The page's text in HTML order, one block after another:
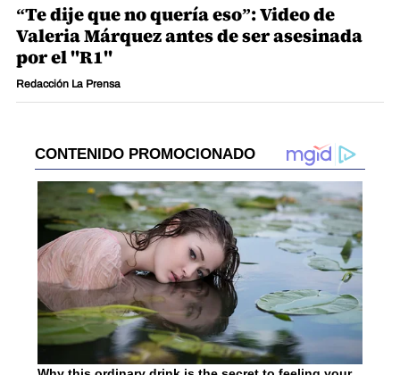
“Te dije que no quería eso”: Video de
Valeria Márquez antes de ser asesinada
por el "R1"
Redacción La Prensa